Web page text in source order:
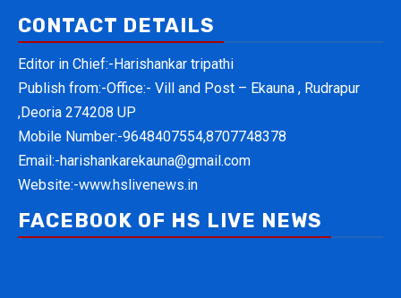
CONTACT DETAILS
Editor in Chief:-Harishankar tripathi
Publish from:-Office:- Vill and Post – Ekauna , Rudrapur
,Deoria 274208 UP
Mobile Number:-9648407554,8707748378
Email:-harishankarekauna@gmail.com
Website:-www.hslivenews.in
FACEBOOK OF HS LIVE NEWS